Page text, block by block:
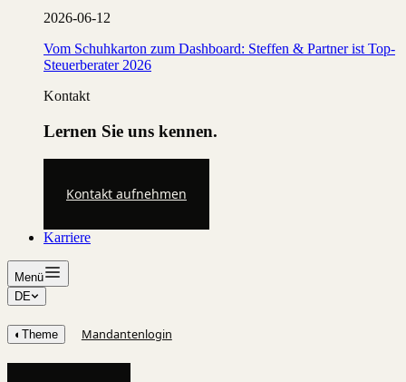
2026-06-12
Vom Schuhkarton zum Dashboard: Steffen & Partner ist Top-
Steuerberater 2026
Kontakt
Lernen Sie uns kennen.
Kontakt aufnehmen
Karriere
Menü
DE
◐ Theme Mandantenlogin